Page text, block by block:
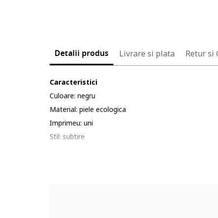
Detalii produs Livrare si plata Retur si
Caracteristici
Culoare: negru
Material: piele ecologica
Imprimeu: uni
Stil: subtire